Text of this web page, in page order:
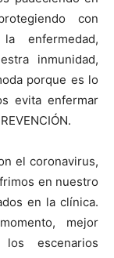
con
enfermedad,
inmunidad,
porque es lo
evita enfermar
el coronavirus,
en nuestro
en la clínica.
mejor
escenarios